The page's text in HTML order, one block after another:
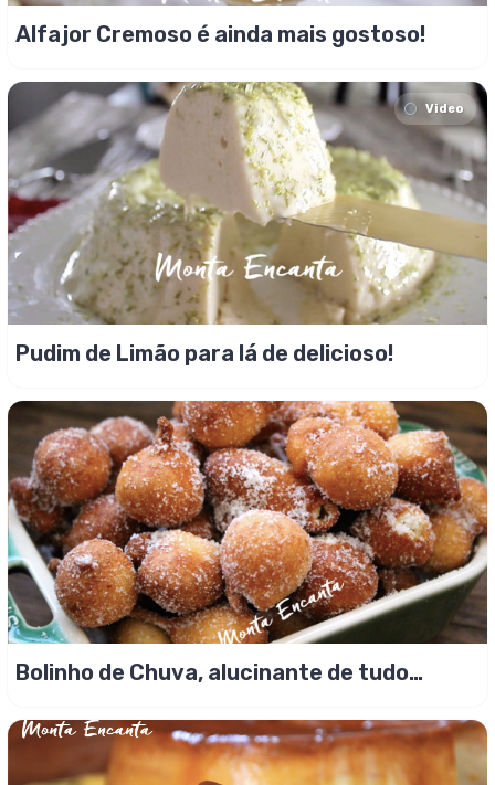
Alfajor Cremoso é ainda mais gostoso!
Video
Pudim de Limão para lá de delicioso!
Bolinho de Chuva, alucinante de tudo